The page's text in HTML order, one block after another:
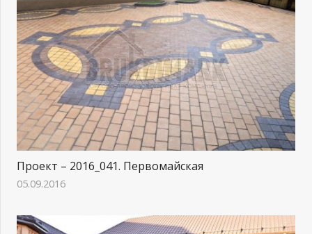
Проект – 2016_041. Первомайская
05.09.2016